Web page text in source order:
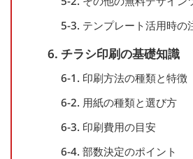
5-3. テンプレート活用時の
6. チラシ印刷の基礎知識
6-1. 印刷方法の種類と特徴
6-2. 用紙の種類と選び方
6-3. 印刷費用の目安
6-4. 部数決定のポイント